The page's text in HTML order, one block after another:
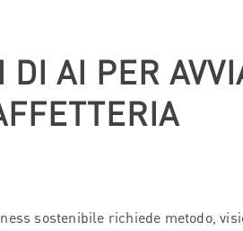
AI PER
sostenibile richiede metodo,